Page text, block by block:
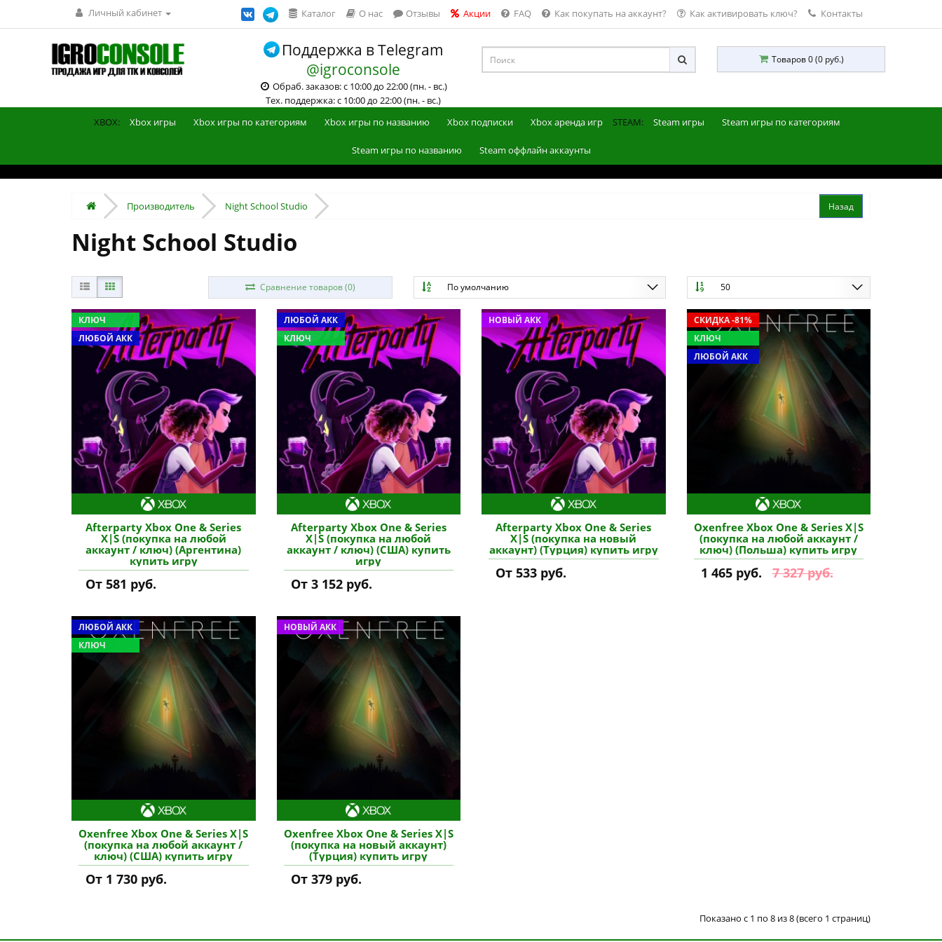
Личный кабинет Каталог О нас Отзывы Акции FAQ Как покупать на аккаунт? Как активировать ключ? Контакты
Поддержка в Telegram
@igroconsole
Обраб. заказов: с 10:00 до 22:00 (пн. - вс.)
Тех. поддержка: с 10:00 до 22:00 (пн. - вс.)
Товаров 0 (0 руб.)
XBOX: Xbox игры Xbox игры по категориям Xbox игры по названию Xbox подписки Xbox аренда игр STEAM: Steam игры Steam игры по категориям
Steam игры по названию Steam оффлайн аккаунты
Производитель Night School Studio
Night School Studio
Сравнение товаров (0) По умолчанию 50
КЛЮЧ
ЛЮБОЙ АКК
Afterparty Xbox One & Series
X|S (покупка на любой
аккаунт / ключ) (Аргентина)
купить игру
От 581 руб.
ЛЮБОЙ АКК
КЛЮЧ
Afterparty Xbox One & Series
X|S (покупка на любой
аккаунт / ключ) (США) купить
игру
От 3 152 руб.
НОВЫЙ АКК
Afterparty Xbox One & Series
X|S (покупка на новый
аккаунт) (Турция) купить игру
От 533 руб.
СКИДКА -81%
КЛЮЧ
ЛЮБОЙ АКК
Oxenfree Xbox One & Series X|S
(покупка на любой аккаунт /
ключ) (Польша) купить игру
1 465 руб. 7 327 руб.
ЛЮБОЙ АКК
КЛЮЧ
Oxenfree Xbox One & Series X|S
(покупка на любой аккаунт /
ключ) (США) купить игру
От 1 730 руб.
НОВЫЙ АКК
Oxenfree Xbox One & Series X|S
(покупка на новый аккаунт)
(Турция) купить игру
От 379 руб.
Показано с 1 по 8 из 8 (всего 1 страниц)